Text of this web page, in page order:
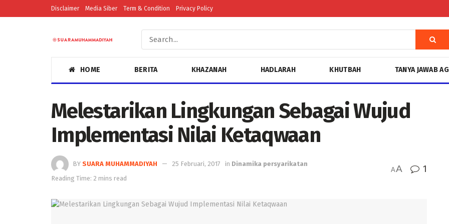
Disclaimer Media Siber Term & Condition Privacy Policy
HOME BERITA KHAZANAH HADLARAH KHUTBAH TANYA JAWAB
Melestarikan Lingkungan Sebagai Wujud
Implementasi Nilai Ketaqwaan
BY SUARA MUHAMMADIYAH 25 Februari, 2017 in Dinamika persyarikatan
Reading Time: 2 mins read
AA 1